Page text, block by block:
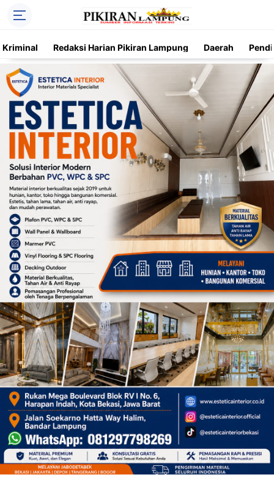
Kriminal Redaksi Harian Pikiran Lampung Daerah
Trending Kriminal Nasional